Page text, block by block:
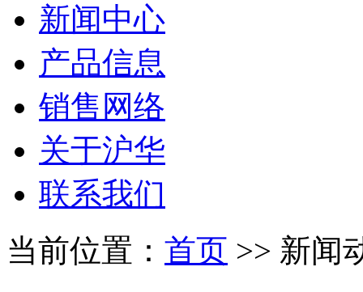
新闻中心
产品信息
销售网络
关于沪华
联系我们
当前位置： 首页 >> 新闻